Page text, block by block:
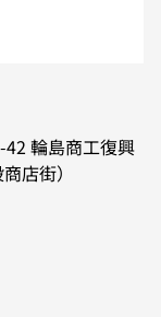
42 輪島商工復興
店街）